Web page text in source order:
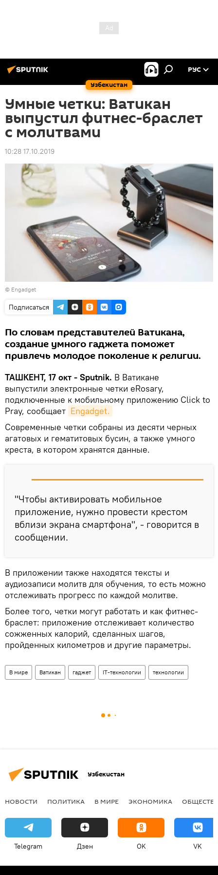
Узбекистан
РУС
Умные четки: Ватикан
выпустил фитнес-браслет
с молитвами
10:28 17.10.2019
© Engadget
Подписаться
По словам представителей Ватикана,
создание умного гаджета поможет
привлечь молодое поколение к религии.
ТАШКЕНТ, 17 окт - Sputnik. В Ватикане
выпустили электронные четки eRosary,
подключенные к мобильному приложению Click to
Pray, сообщает Engadget.
Современные четки собраны из десяти черных
агатовых и гематитовых бусин, а также умного
креста, в котором хранятся данные.
"Чтобы активировать мобильное
приложение, нужно провести крестом
вблизи экрана смартфона", - говорится в
сообщении.
В приложении также находятся тексты и
аудиозаписи молитв для обучения, то есть можно
отслеживать прогресс по каждой молитве.
Более того, четки могут работать и как фитнес-
браслет: приложение отслеживает количество
сожженных калорий, сделанных шагов,
пройденных километров и другие параметры.
В мире Ватикан гаджет IT-технологии технологии
Узбекистан
НОВОСТИ ПОЛИТИКА В МИРЕ ЭКОНОМИКА
Telegram Дзен OK VK